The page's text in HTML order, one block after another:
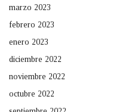
marzo 2023
febrero 2023
enero 2023
diciembre 2022
noviembre 2022
octubre 2022